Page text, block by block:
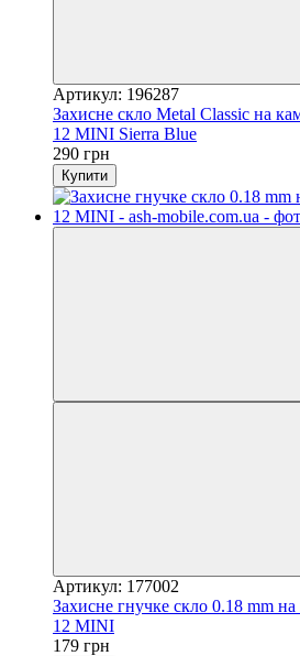
Артикул: 196287
Захисне скло Metal Classic на
12 MINI Sierra Blue
290 грн
Купити
Артикул: 177002
Захисне гнучке скло 0.18 mm
12 MINI
179 грн